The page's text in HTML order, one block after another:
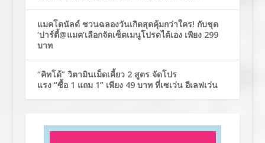
แมคโดนัลด์ ชวนฉลองวันเกิดสุดคุ้มกว่าใคร! กับชุด
‘ปาร์ตี้@แมค’เลือกจัดเซ็ตเมนูโปรดได้เอง เพียง 299
บาท
“คิทโด้” วิตามินเม็ดเคี้ยว 2 สูตร จัดโปร
แรง “ซื้อ 1 แถม 1” เพียง 49 บาท ที่เซเว่น อีเลฟเว่น